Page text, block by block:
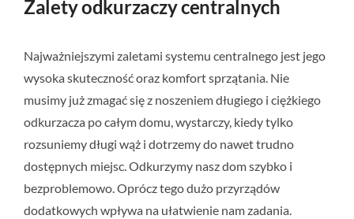
Zalety odkurzaczy centralnych
Najważniejszymi zaletami systemu centralnego jest jego
wysoka skuteczność oraz komfort sprzątania. Nie
musimy już zmagać się z noszeniem długiego i ciężkiego
odkurzacza po całym domu, wystarczy, kiedy tylko
rozsuniemy długi wąż i dotrzemy do nawet trudno
dostępnych miejsc. Odkurzymy nasz dom szybko i
bezproblemowo. Oprócz tego dużo przyrządów
dodatkowych wpływa na ułatwienie nam zadania.